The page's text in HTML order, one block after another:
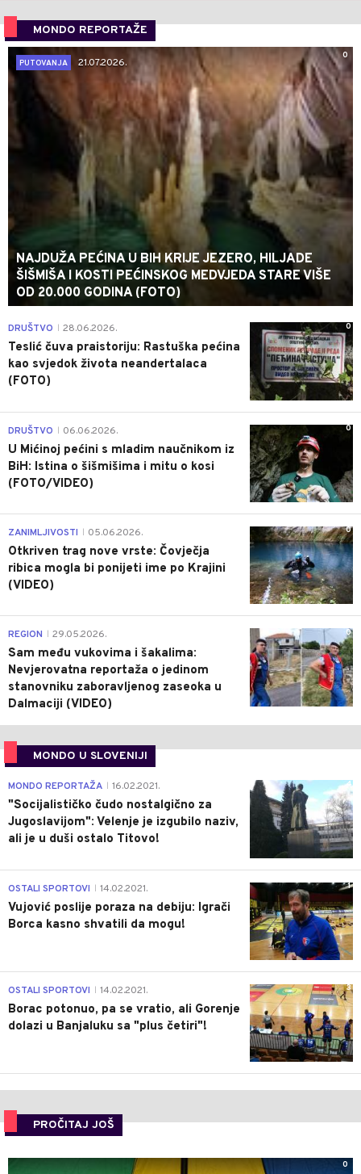
MONDO REPORTAŽE
0
PUTOVANJA
21.07.2026.
NAJDUŽA PEĆINA U BIH KRIJE JEZERO, HILJADE
ŠIŠMIŠA I KOSTI PEĆINSKOG MEDVJEDA STARE VIŠE
OD 20.000 GODINA (FOTO)
0
DRUŠTVO 28.06.2026.
Teslić čuva praistoriju: Rastuška pećina
kao svjedok života neandertalaca
(FOTO)
0
DRUŠTVO 06.06.2026.
U Mićinoj pećini s mladim naučnikom iz
BiH: Istina o šišmišima i mitu o kosi
(FOTO/VIDEO)
0
ZANIMLJIVOSTI 05.06.2026.
Otkriven trag nove vrste: Čovječja
ribica mogla bi ponijeti ime po Krajini
(VIDEO)
0
REGION 29.05.2026.
Sam među vukovima i šakalima:
Nevjerovatna reportaža o jedinom
stanovniku zaboravljenog zaseoka u
Dalmaciji (VIDEO)
MONDO U SLOVENIJI
4
MONDO REPORTAŽA 16.02.2021.
"Socijalističko čudo nostalgično za
Jugoslavijom": Velenje je izgubilo naziv,
ali je u duši ostalo Titovo!
1
OSTALI SPORTOVI 14.02.2021.
Vujović poslije poraza na debiju: Igrači
Borca kasno shvatili da mogu!
3
OSTALI SPORTOVI 14.02.2021.
Borac potonuo, pa se vratio, ali Gorenje
dolazi u Banjaluku sa "plus četiri"!
PROČITAJ JOŠ
0